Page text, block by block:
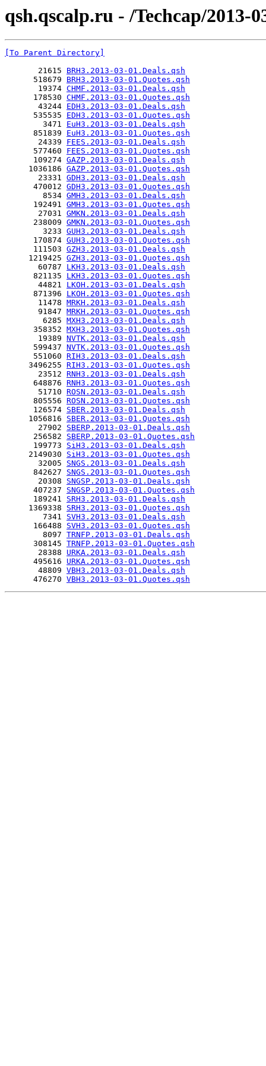
qsh.qscalp.ru - /Techcap/2013-
[To Parent Directory]
       21615
BRH3.2013-03-01.Deals.qsh
      518679
BRH3.2013-03-01.Quotes.qsh
       19374
CHMF.2013-03-01.Deals.qsh
      178530
CHMF.2013-03-01.Quotes.qsh
       43244
EDH3.2013-03-01.Deals.qsh
      535535
EDH3.2013-03-01.Quotes.qsh
        3471
EuH3.2013-03-01.Deals.qsh
      851839
EuH3.2013-03-01.Quotes.qsh
       24339
FEES.2013-03-01.Deals.qsh
      577460
FEES.2013-03-01.Quotes.qsh
      109274
GAZP.2013-03-01.Deals.qsh
     1036186
GAZP.2013-03-01.Quotes.qsh
       23331
GDH3.2013-03-01.Deals.qsh
      470012
GDH3.2013-03-01.Quotes.qsh
        8534
GMH3.2013-03-01.Deals.qsh
      192491
GMH3.2013-03-01.Quotes.qsh
       27031
GMKN.2013-03-01.Deals.qsh
      238009
GMKN.2013-03-01.Quotes.qsh
        3233
GUH3.2013-03-01.Deals.qsh
      170874
GUH3.2013-03-01.Quotes.qsh
      111503
GZH3.2013-03-01.Deals.qsh
     1219425
GZH3.2013-03-01.Quotes.qsh
       60787
LKH3.2013-03-01.Deals.qsh
      821135
LKH3.2013-03-01.Quotes.qsh
       44821
LKOH.2013-03-01.Deals.qsh
      871396
LKOH.2013-03-01.Quotes.qsh
       11478
MRKH.2013-03-01.Deals.qsh
       91847
MRKH.2013-03-01.Quotes.qsh
        6285
MXH3.2013-03-01.Deals.qsh
      358352
MXH3.2013-03-01.Quotes.qsh
       19389
NVTK.2013-03-01.Deals.qsh
      599437
NVTK.2013-03-01.Quotes.qsh
      551060
RIH3.2013-03-01.Deals.qsh
     3496255
RIH3.2013-03-01.Quotes.qsh
       23512
RNH3.2013-03-01.Deals.qsh
      648876
RNH3.2013-03-01.Quotes.qsh
       51710
ROSN.2013-03-01.Deals.qsh
      805556
ROSN.2013-03-01.Quotes.qsh
      126574
SBER.2013-03-01.Deals.qsh
     1056816
SBER.2013-03-01.Quotes.qsh
       27902
SBERP.2013-03-01.Deals.qsh
      256582
SBERP.2013-03-01.Quotes.qsh
      199773
SiH3.2013-03-01.Deals.qsh
     2149030
SiH3.2013-03-01.Quotes.qsh
       32005
SNGS.2013-03-01.Deals.qsh
      842627
SNGS.2013-03-01.Quotes.qsh
       20308
SNGSP.2013-03-01.Deals.qsh
      407237
SNGSP.2013-03-01.Quotes.qsh
      189241
SRH3.2013-03-01.Deals.qsh
     1369338
SRH3.2013-03-01.Quotes.qsh
        7341
SVH3.2013-03-01.Deals.qsh
      166488
SVH3.2013-03-01.Quotes.qsh
        8097
TRNFP.2013-03-01.Deals.qsh
      308145
TRNFP.2013-03-01.Quotes.qsh
       28388
URKA.2013-03-01.Deals.qsh
      495616
URKA.2013-03-01.Quotes.qsh
       48809
VBH3.2013-03-01.Deals.qsh
      476270
VBH3.2013-03-01.Quotes.qsh